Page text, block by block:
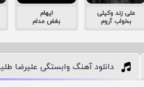
علی زند وکیلی
بخواب آروم
ایهام
بغض مدام
دانلود آهنگ وابستگی علیرضا